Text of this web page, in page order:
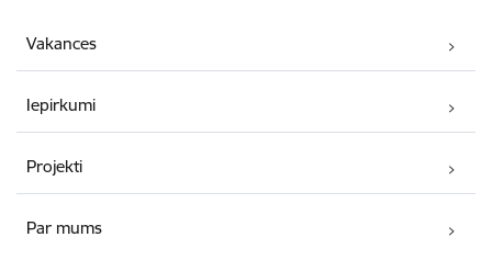
Vakances
Iepirkumi
Projekti
Par mums